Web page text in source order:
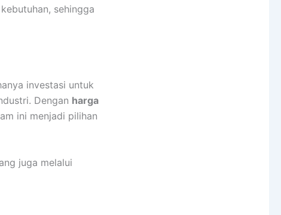
sehingga
investasi untuk
Dengan harga
ini menjadi pilihan
juga melalui